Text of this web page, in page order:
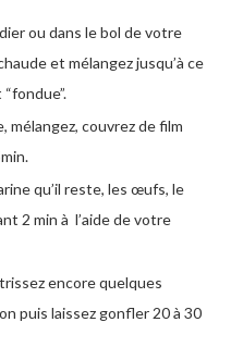
ou dans le bol de votre
et mélangez jusqu’à ce
mélangez, couvrez de film
qu’il reste, les œufs, le
2 min à l’aide de votre
encore quelques
puis laissez gonfler 20 à 30